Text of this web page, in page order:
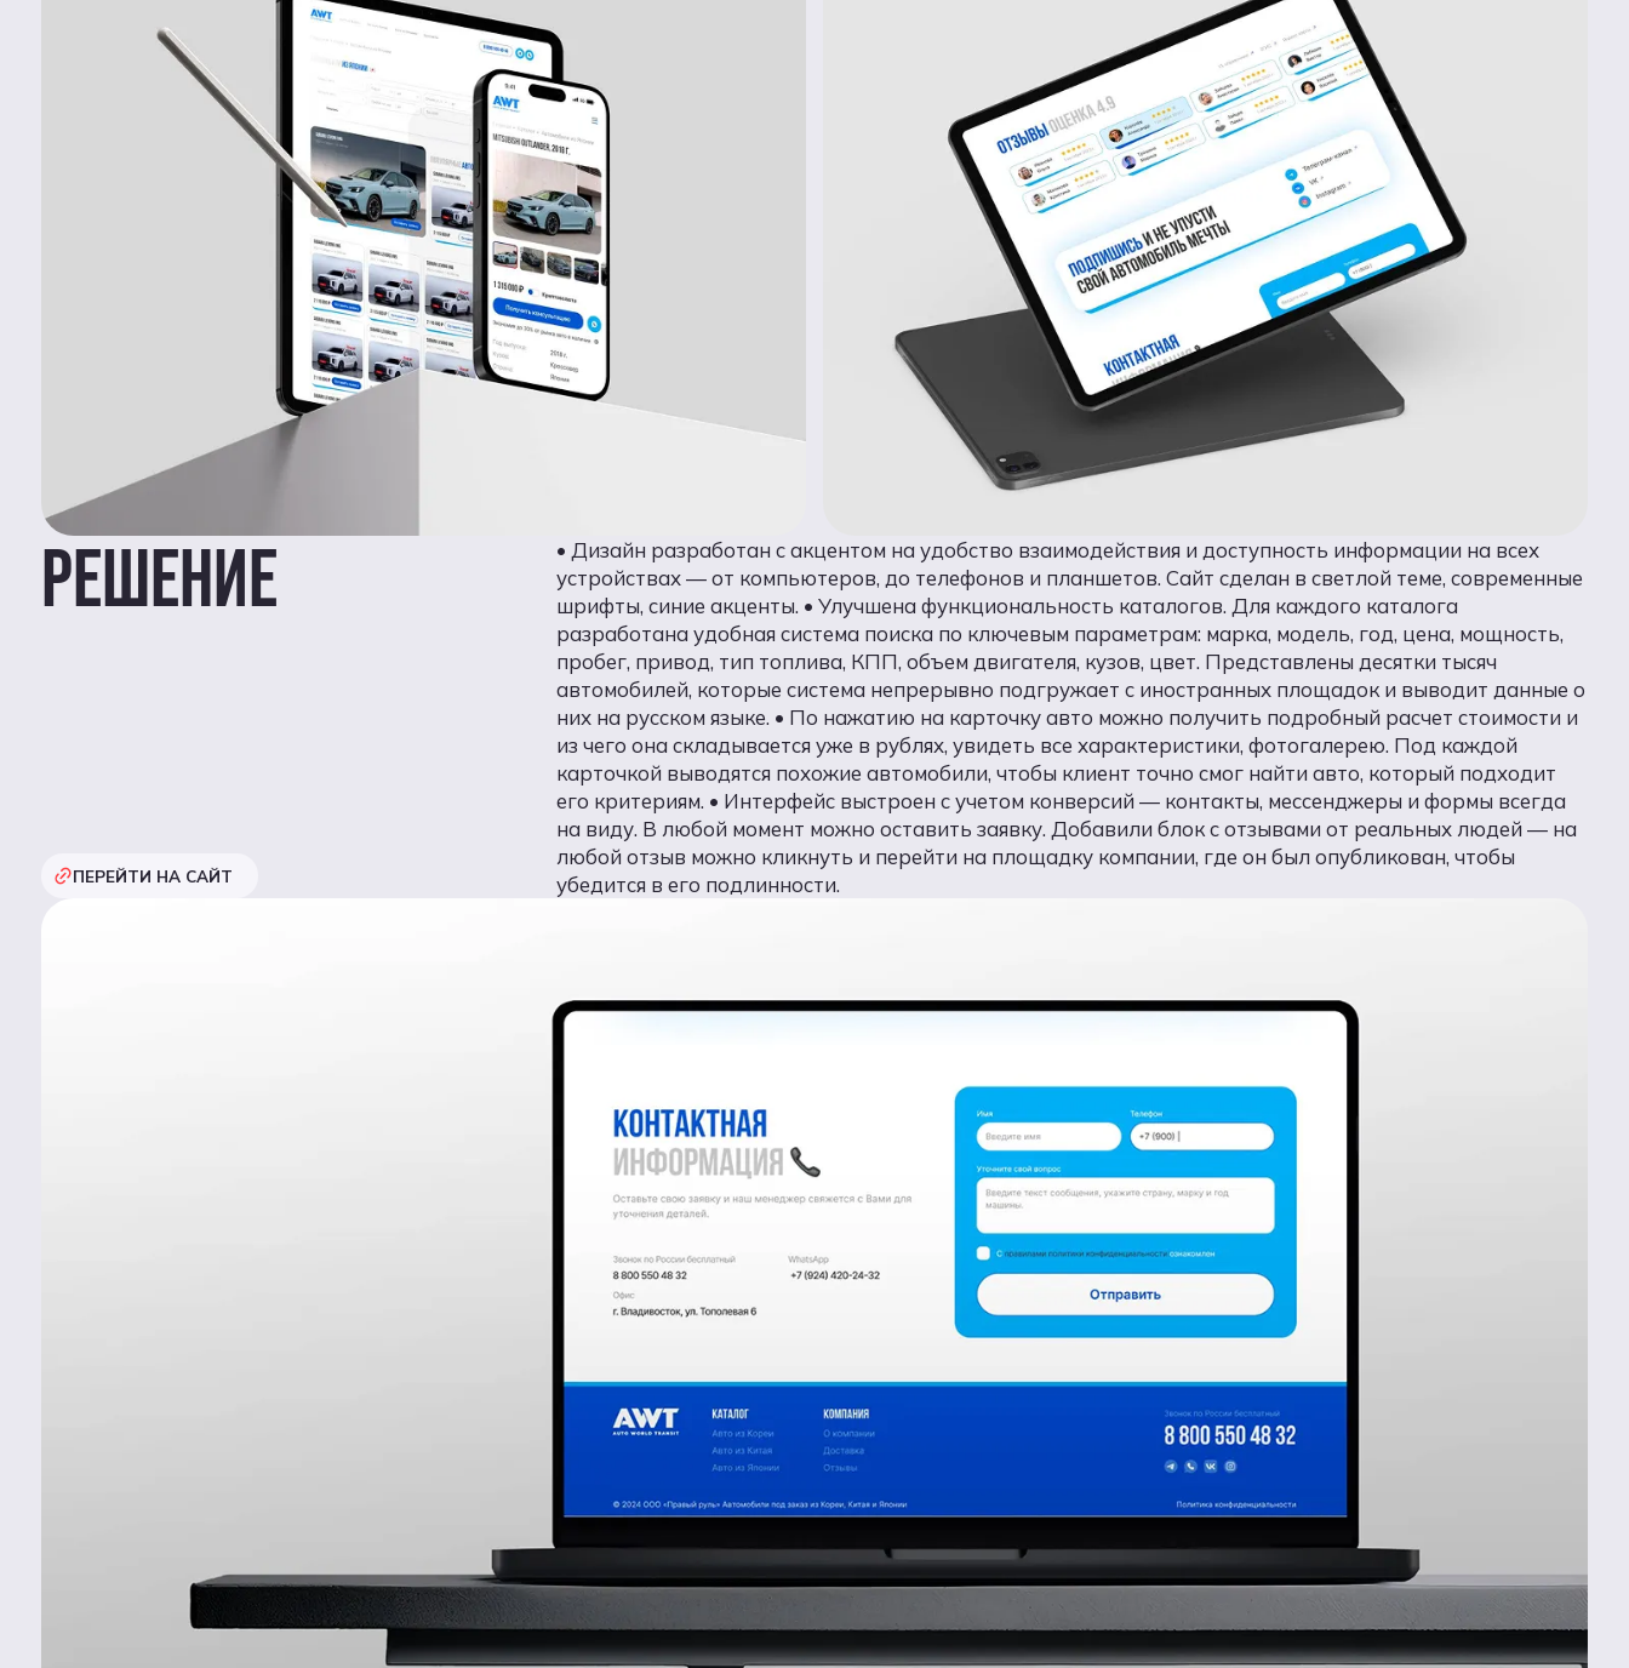
РЕШЕНИЕ
ПЕРЕЙТИ НА САЙТ
• Дизайн разработан с акцентом на удобство взаимодействия и доступность информации на всех
устройствах — от компьютеров, до телефонов и планшетов. Сайт сделан в светлой теме, современные
шрифты, синие акценты. • Улучшена функциональность каталогов. Для каждого каталога
разработана удобная система поиска по ключевым параметрам: марка, модель, год, цена, мощность,
пробег, привод, тип топлива, КПП, объем двигателя, кузов, цвет. Представлены десятки тысяч
автомобилей, которые система непрерывно подгружает с иностранных площадок и выводит данные о
них на русском языке. • По нажатию на карточку авто можно получить подробный расчет стоимости и
из чего она складывается уже в рублях, увидеть все характеристики, фотогалерею. Под каждой
карточкой выводятся похожие автомобили, чтобы клиент точно смог найти авто, который подходит
его критериям. • Интерфейс выстроен с учетом конверсий — контакты, мессенджеры и формы всегда
на виду. В любой момент можно оставить заявку. Добавили блок с отзывами от реальных людей — на
любой отзыв можно кликнуть и перейти на площадку компании, где он был опубликован, чтобы
убедится в его подлинности.